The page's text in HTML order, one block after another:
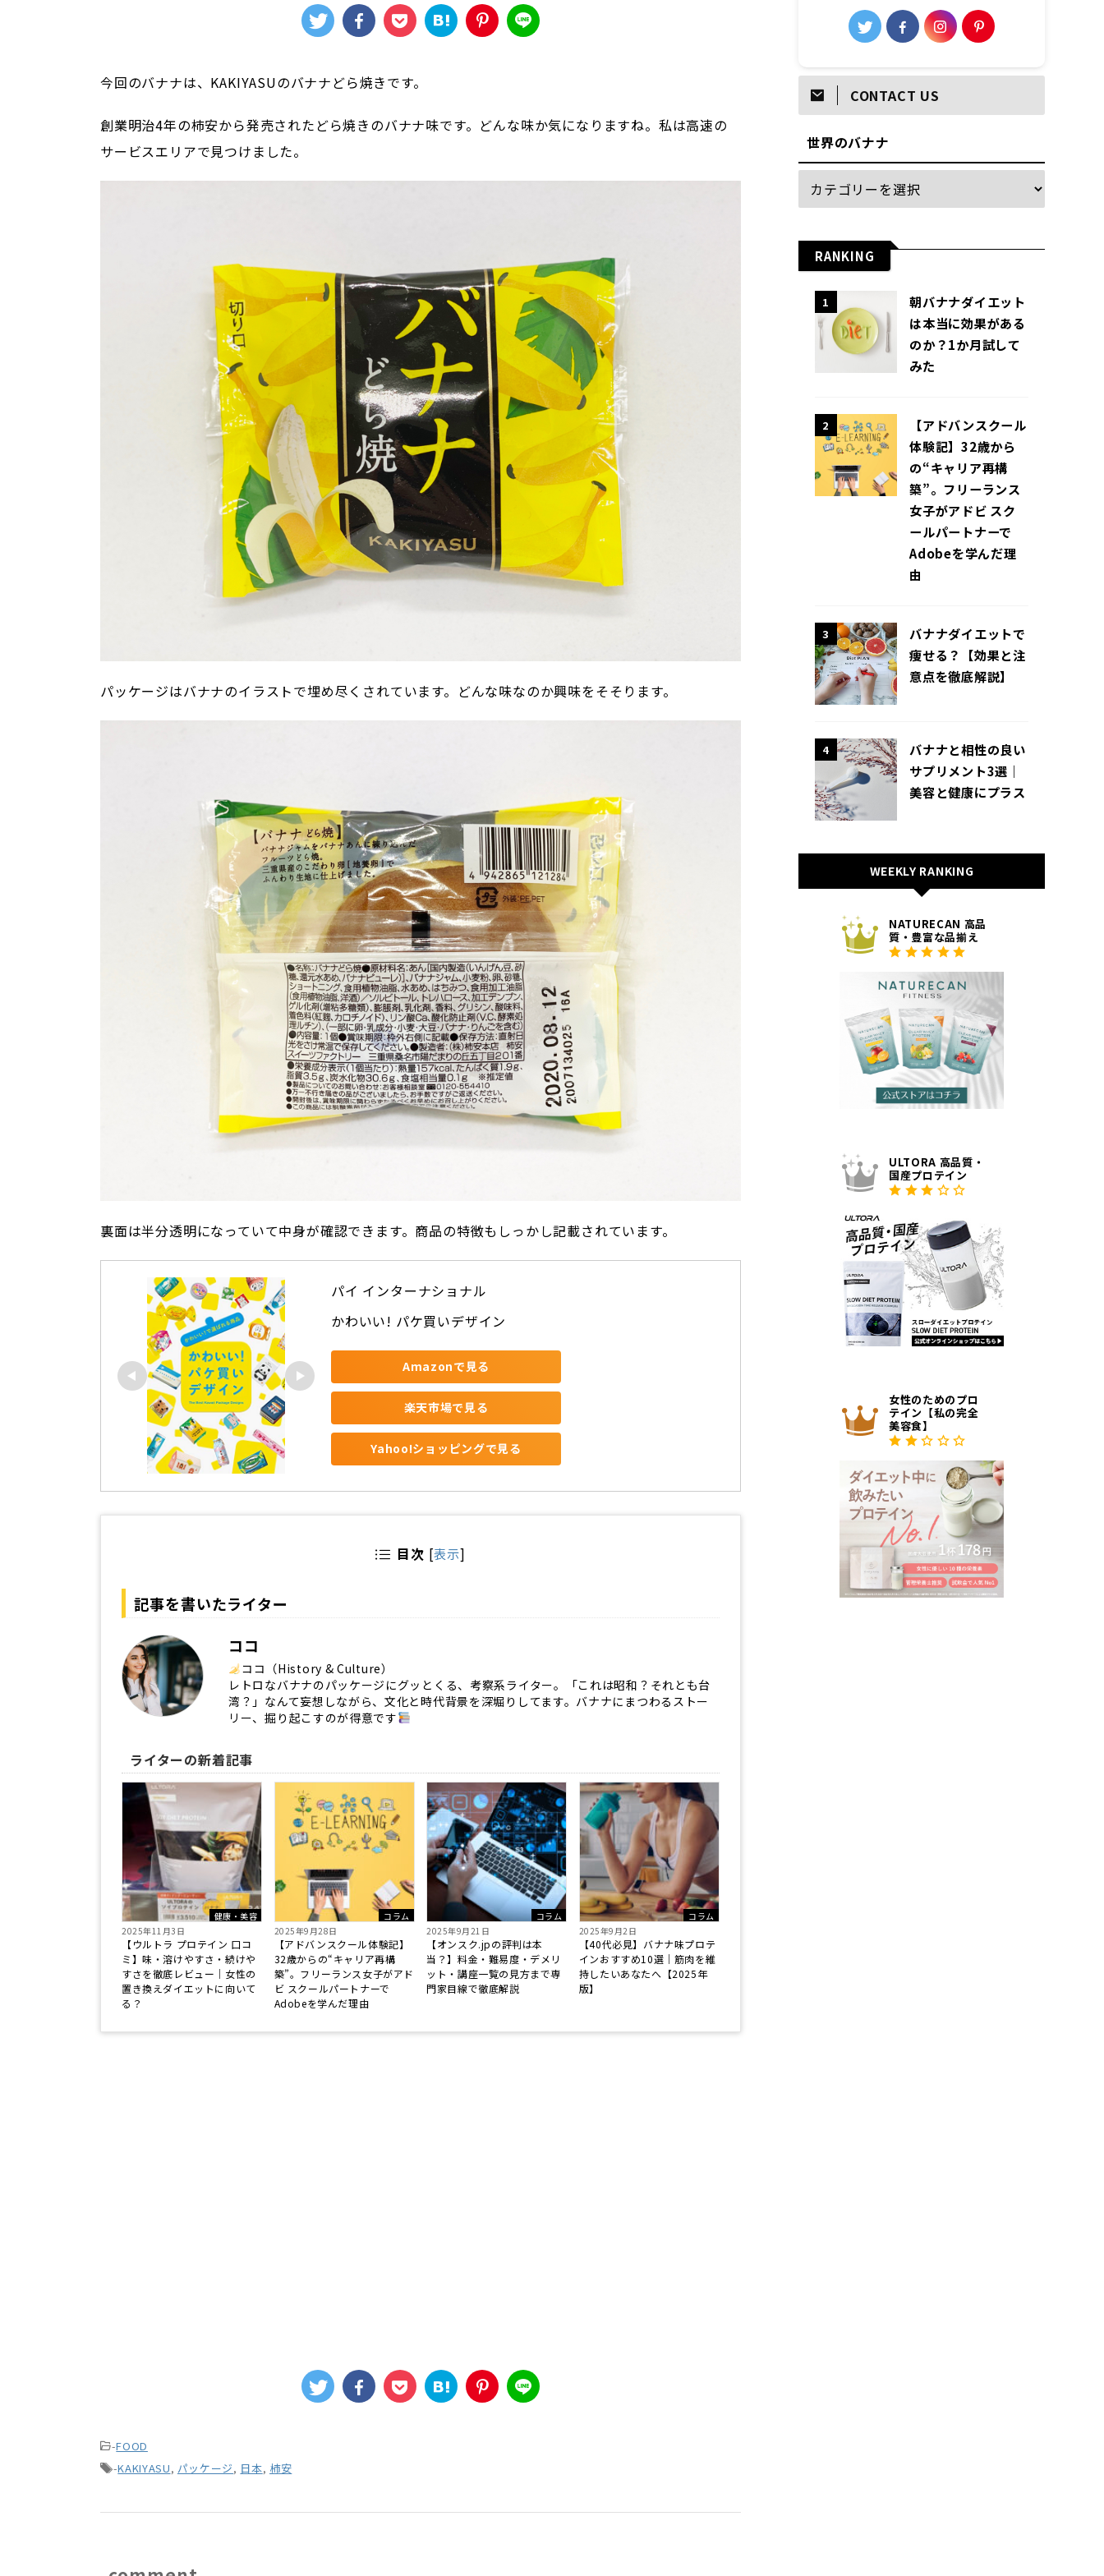
今回のバナナは、KAKIYASUのバナナどら焼きです。
創業明治4年の柿安から発売されたどら焼きのバナナ味です。どんな味か気になりますね。私は高速の
サービスエリアで見つけました。
パッケージはバナナのイラストで埋め尽くされています。どんな味なのか興味をそそります。
裏面は半分透明になっていて中身が確認できます。商品の特徴もしっかし記載されています。
パイ インターナショナル
かわいい! パケ買いデザイン
Amazonで見る
楽天市場で見る
Yahoo!ショッピングで見る
目次 [表示]
記事を書いたライター
ココ
ココ（History & Culture）
レトロなバナナのパッケージにグッとくる、考察系ライター。「これは昭和？それとも台
湾？」なんて妄想しながら、文化と時代背景を深堀りしてます。バナナにまつわるストー
リー、掘り起こすのが得意です
ライターの新着記事
健康・美容
2025年11月3日
【ウルトラ プロテイン 口コ
ミ】味・溶けやすさ・続けや
すさを徹底レビュー｜女性の
置き換えダイエットに向いて
る？
コラム
2025年9月28日
【アドバンスクール体験記】
32歳からの“キャリア再構
築”。フリーランス女子がアド
ビ スクールパートナーで
Adobeを学んだ理由
コラム
2025年9月21日
【オンスク.jpの評判は本
当？】料金・難易度・デメリ
ット・講座一覧の見方まで専
門家目線で徹底解説
コラム
2025年9月2日
【40代必見】バナナ味プロテ
インおすすめ10選｜筋肉を維
持したいあなたへ【2025年
版】
-FOOD
-KAKIYASU, パッケージ, 日本, 柿安
CONTACT US
世界のバナナ
RANKING
1
朝バナナダイエット
は本当に効果がある
のか？1か月試して
みた
2
【アドバンスクール
体験記】32歳から
の“キャリア再構
築”。フリーランス
女子がアドビ スク
ールパートナーで
Adobeを学んだ理
由
3
バナナダイエットで
痩せる？【効果と注
意点を徹底解説】
4
バナナと相性の良い
サプリメント3選｜
美容と健康にプラス
WEEKLY RANKING
NATURECAN 高品
質・豊富な品揃え
ULTORA 高品質・
国産プロテイン
女性のためのプロ
テイン【私の完全
美容食】